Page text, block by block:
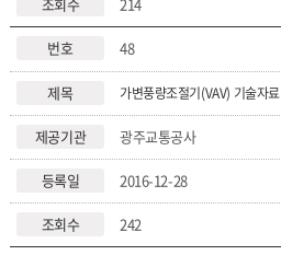
48
가변풍량조절기(VAV) 기술자료
광주교통공사
2016-12-28
242